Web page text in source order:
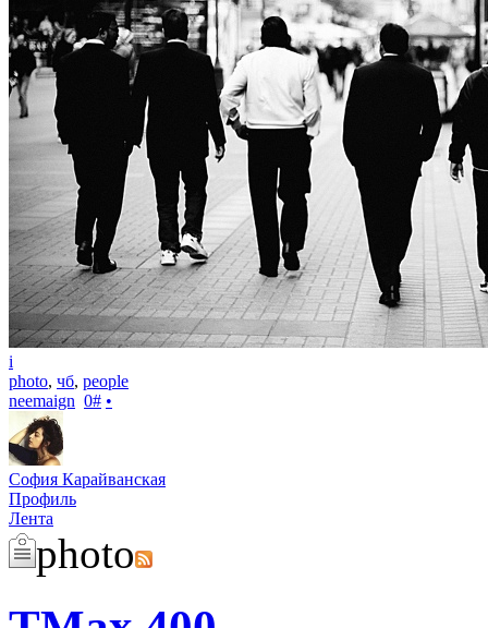
i
photo, чб, people
neemaign 0# •
София Карайванская
Профиль
Лента
photo